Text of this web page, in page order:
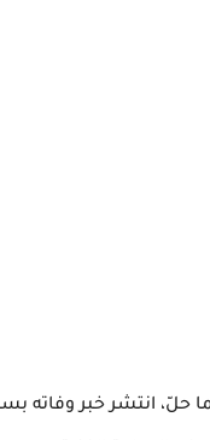
حلّ، انتشر خبر وفاته